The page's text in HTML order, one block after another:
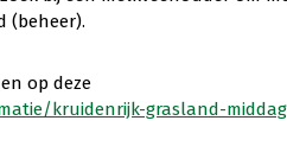
(beheer).
op deze
kruidenrijk-grasland-